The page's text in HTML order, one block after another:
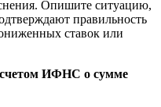
Опишите ситуацию,
правильность
ставок или
ИФНС о сумме